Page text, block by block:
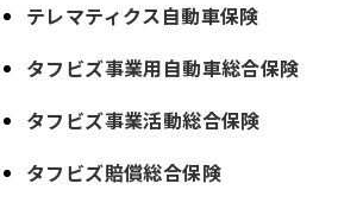
テレマティクス自動車保険
タフビズ事業用自動車総合保険
タフビズ事業活動総合保険
タフビズ賠償総合保険